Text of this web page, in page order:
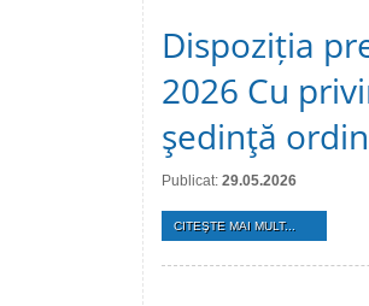
Dispoziția
2026 Cu
şedinţă
Publicat: 29.05.2026
CITEŞTE MAI MULT...